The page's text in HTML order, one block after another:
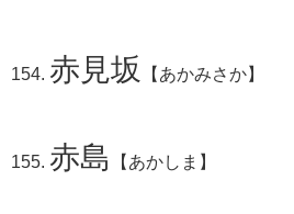
赤見坂 【あかみさか】
赤島 【あかしま】